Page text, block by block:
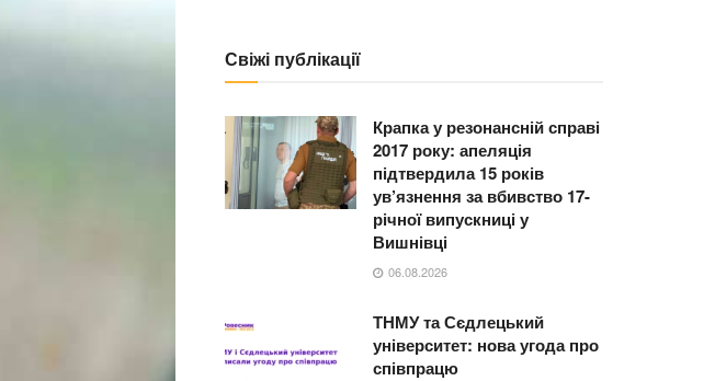
Свіжі публікації
Крапка у резонансній справі
2017 року: апеляція
підтвердила 15 років
ув’язнення за вбивство 17-
річної випускниці у
Вишнівці
06.08.2026
ТНМУ та Сєдлецький
університет: нова угода про
співпрацю